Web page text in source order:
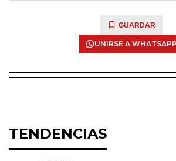
GUARDAR
UNIRSE A WHATSAPP
TENDENCIAS